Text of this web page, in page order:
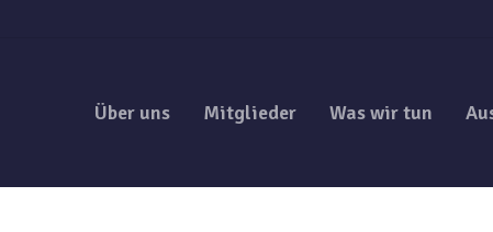
Über uns Mitglieder Was wir tun